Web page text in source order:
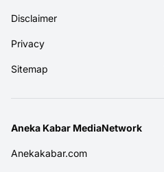
Disclaimer
Privacy
Sitemap
Aneka Kabar MediaNetwork
Anekakabar.com